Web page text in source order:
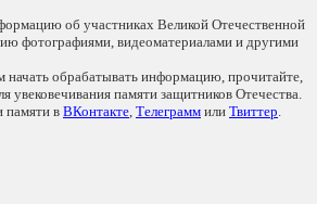
об участниках Великой Отечественной
фотографиями, видеоматериалами и другими
начать обрабатывать информацию, прочитайте,
памяти защитников Отечества.
памяти в ВКонтакте, Телеграмм или Твиттер.